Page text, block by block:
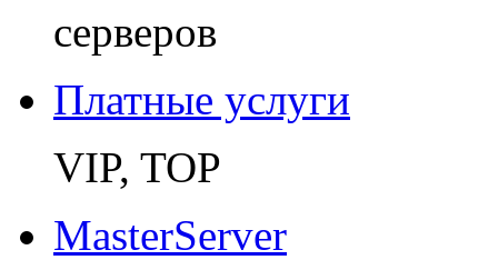
серверов
Платные услуги
VIP, TOP
MasterServer